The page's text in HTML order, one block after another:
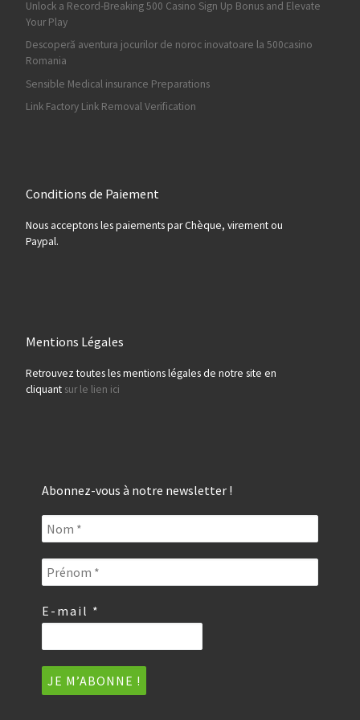
Unlock a Record-Breaking 500 Casino Sign Up Bonus and Elevate
Your Play
Descoperă aventura jocurilor de noroc inovatoare la 500casino
Romania
Sensible Medical insurance Preparations
Link Factory Link Removal Verification
Conditions de Paiement
Nous acceptons les paiements par Chèque, virement ou
Paypal.
Mentions Légales
Retrouvez toutes les mentions légales de notre site en
cliquant sur le lien ici
Abonnez-vous à notre newsletter !
E-mail *